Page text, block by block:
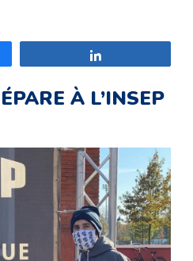
À L’INSEP